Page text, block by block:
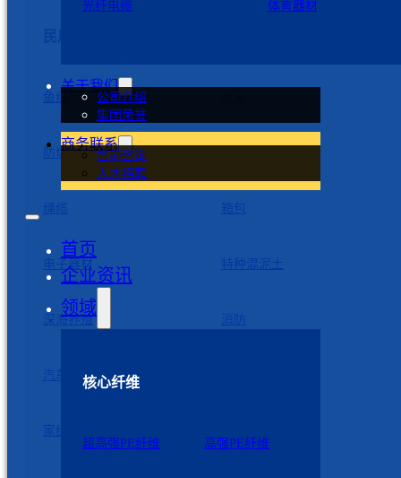
光纤电缆 体育器材
关于我们
公司介绍
集团荣誉
商务联系
售前咨询
人才招聘
首页
企业资讯
领域
核心纤维
超高强PE纤维 高强PE纤维
鱼线
防切割手套
绳缆 箱包
电子器材 特种混泥土
深海养殖 消防
汽车配件
家纺冰凉席